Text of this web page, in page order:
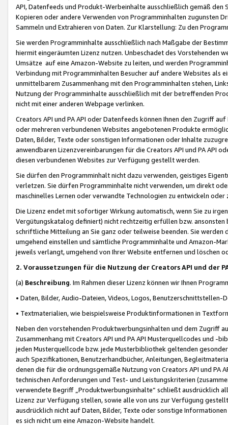
API, Datenfeeds und Produkt-Werbeinhalte ausschließlich gemäß
Kopieren oder andere Verwenden von Programminhalten zugunsten
Sammeln und Extrahieren von Daten. Zur Klarstellung: Zu den
Sie werden Programminhalte ausschließlich nach Maßgabe der
hiermit eingeräumten Lizenz nutzen. Unbeschadet des Vorstehenden
Umsätze auf eine Amazon-Website zu leiten, und werden
Verbindung mit Programminhalten Besucher auf andere Websites als
unmittelbarem Zusammenhang mit den Programminhalten stehen,
Nutzung der Programminhalte ausschließlich mit der betreffenden
nicht mit einer anderen Webpage verlinken.
Creators API und PA API oder Datenfeeds können Ihnen den Zugriff
oder mehreren verbundenen Websites angebotenen Produkte
Daten, Bilder, Texte oder sonstigen Informationen oder Inhalte
anwendbaren Lizenzvereinbarungen für die Creators API und PA API
diesen verbundenen Websites zur Verfügung gestellt werden.
Sie dürfen den Programminhalt nicht dazu verwenden, geistiges
verletzen. Sie dürfen Programminhalte nicht verwenden, um direkt
maschinelles Lernen oder verwandte Technologien zu entwickeln
Die Lizenz endet mit sofortiger Wirkung automatisch, wenn Sie zu
Vergütungskatalog definiert) nicht rechtzeitig erfüllen bzw. ansonsten
schriftliche Mitteilung an Sie ganz oder teilweise beenden. Sie werden
umgehend einstellen und sämtliche Programminhalte und Amazon-
jeweils verlangt, umgehend von Ihrer Website entfernen und löschen
2. Voraussetzungen für die Nutzung der Creators API und der
(a) Beschreibung. Im Rahmen dieser Lizenz können wir Ihnen
• Daten, Bilder, Audio-Dateien, Videos, Logos, Benutzerschnittstellen-
• Textmaterialien, wie beispielsweise Produktinformationen in
Neben den vorstehenden Produktwerbungsinhalten und dem Zugriff
Zusammenhang mit Creators API und PA API Musterquellcodes und
jeden Musterquellcode bzw. jede Musterbibliothek geltenden
auch Spezifikationen, Benutzerhandbücher, Anleitungen,
denen die für die ordnungsgemäße Nutzung von Creators API und PA
technischen Anforderungen und Test- und Leistungskriterien
verwendete Begriff „Produktwerbungsinhalte“ schließt ausdrücklich
Lizenz zur Verfügung stellen, sowie alle von uns zur Verfügung
ausdrücklich nicht auf Daten, Bilder, Texte oder sonstige
es sich nicht um eine Amazon-Website handelt.